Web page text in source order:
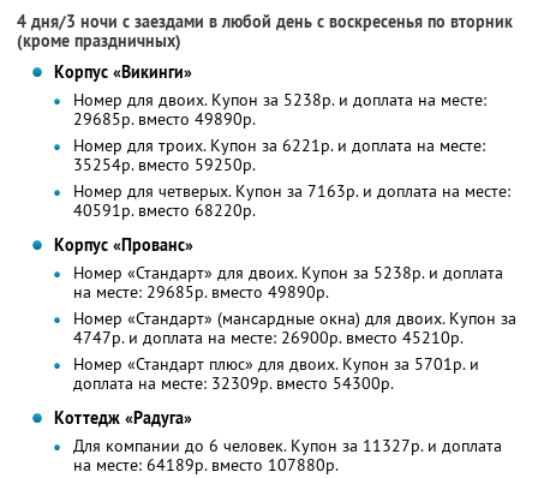
4 дня/3 ночи с заездами в любой день с воскресенья по вторник
(кроме праздничных)
Корпус «Викинги»
Номер для двоих. Купон за 5238р. и доплата на месте:
29685р. вместо 49890р.
Номер для троих. Купон за 6221р. и доплата на месте:
35254р. вместо 59250р.
Номер для четверых. Купон за 7163р. и доплата на месте:
40591р. вместо 68220р.
Корпус «Прованс»
Номер «Стандарт» для двоих. Купон за 5238р. и доплата
на месте: 29685р. вместо 49890р.
Номер «Стандарт» (мансардные окна) для двоих. Купон за
4747р. и доплата на месте: 26900р. вместо 45210р.
Номер «Стандарт плюс» для двоих. Купон за 5701р. и
доплата на месте: 32309р. вместо 54300р.
Коттедж «Радуга»
Для компании до 6 человек. Купон за 11327р. и доплата
на месте: 64189р. вместо 107880р.